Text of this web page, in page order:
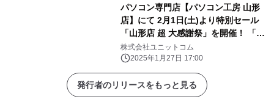
パソコン専門店【パソコン工房 山形
店】にて 2月1日(土)より特別セール
「山形店 超 大感謝祭」を開催！ 「オ
ススメ即納パソコン」を豊富に取り揃
え！ 更に「PCパーツ・周辺機器等の
セール商品」を記念プライスにてご奉
仕！
株式会社ユニットコム
2025年1月27日 17:00
発行者のリリースをもっと見る